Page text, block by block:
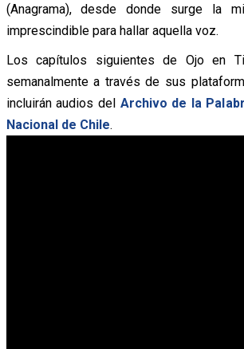
(Anagrama), desde donde surge la
imprescindible para hallar aquella voz.
Los capítulos siguientes de Ojo en
semanalmente a través de sus
incluirán audios del Archivo de la
Nacional de Chile.